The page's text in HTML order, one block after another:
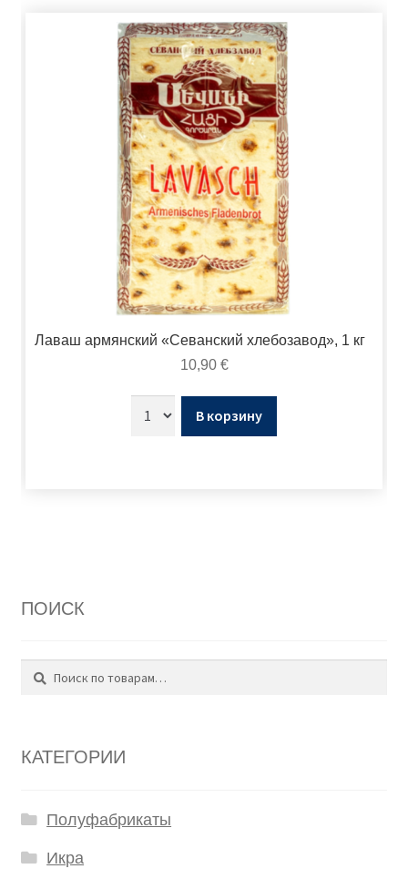
Лаваш армянский «Севанский хлебозавод», 1 кг
10,90 €
В корзину
ПОИСК
Поиск
КАТЕГОРИИ
Полуфабрикаты
Икра